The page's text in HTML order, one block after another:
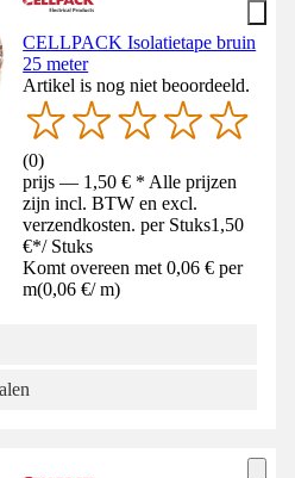
CELLPACK Isolatietape bruin
25 meter
Artikel is nog niet beoordeeld.
(0)
prijs — 1,50 € * Alle prijzen
zijn incl. BTW en excl.
verzendkosten. per Stuks1,50
€*/ Stuks
Komt overeen met 0,06 € per
m(0,06 €/ m)